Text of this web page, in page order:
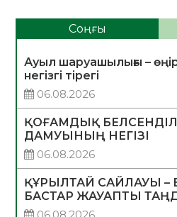
Соңғы
Ауыл шаруашылығы –
негізгі тірегі
06.08.2026
ҚОҒАМДЫҚ
ДАМУЫНЫҢ НЕГІЗІ
06.08.2026
ҚҰРЫЛТАЙ САЙЛАУЫ –
БАСТАР ЖАУАПТЫ
06.08.2026